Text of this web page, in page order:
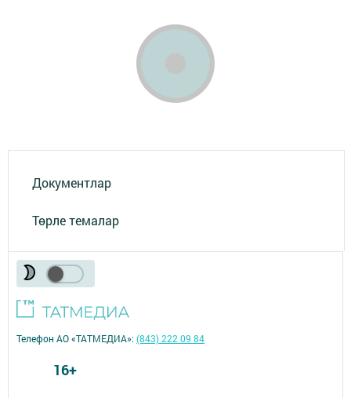
Документлар
Төрле темалар
Телефон АО «ТАТМЕДИА»:(843) 222 09 84
16+